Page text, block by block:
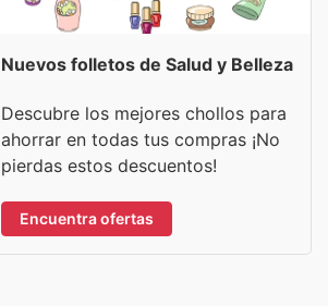
Nuevos folletos de Salud y Belleza
Descubre los mejores chollos para
ahorrar en todas tus compras ¡No
pierdas estos descuentos!
Encuentra ofertas